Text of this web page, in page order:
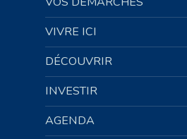
VIVRE ICI
DÉCOUVRIR
INVESTIR
AGENDA